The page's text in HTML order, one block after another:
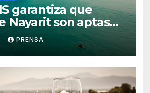
garantiza que
Nayarit son aptas
PRENSA